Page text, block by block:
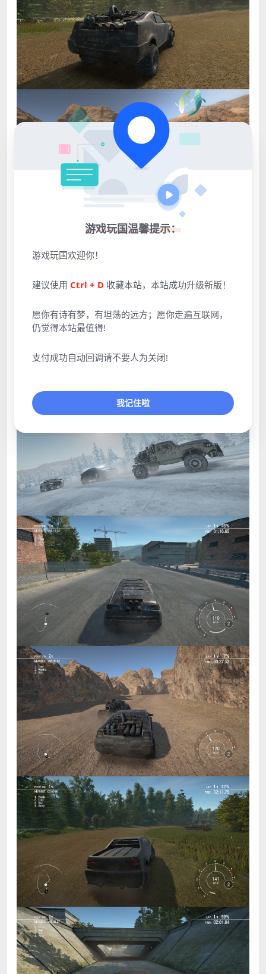
点击展开预览更多游戏图片
游戏玩国温馨提示：
游戏玩国欢迎你！
建议使用 Ctrl + D 收藏本站，本站成功升级新版！
愿你有诗有梦，有坦荡的远方；愿你走遍互联网，
仍觉得本站最值得!
支付成功自动回调请不要人为关闭!
我记住啦